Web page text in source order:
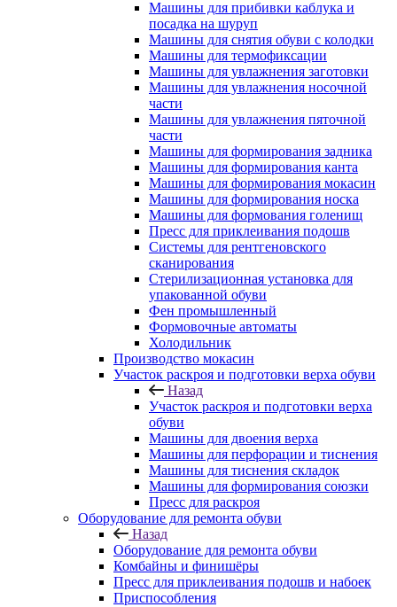
Машины для прибивки каблука и
посадка на шуруп
Машины для снятия обуви с колодки
Машины для термофиксации
Машины для увлажнения заготовки
Машины для увлажнения носочной
части
Машины для увлажнения пяточной
части
Машины для формирования задника
Машины для формирования канта
Машины для формирования мокасин
Машины для формирования носка
Машины для формования голенищ
Пресс для приклеивания подошв
Системы для рентгеновского
сканирования
Стерилизационная установка для
упакованной обуви
Фен промышленный
Формовочные автоматы
Холодильник
Производство мокасин
Участок раскроя и подготовки верха обуви
Назад
Участок раскроя и подготовки верха
обуви
Машины для двоения верха
Машины для перфорации и тиснения
Машины для тиснения складок
Машины для формирования союзки
Пресс для раскроя
Оборудование для ремонта обуви
Назад
Оборудование для ремонта обуви
Комбайны и финишёры
Пресс для приклеивания подошв и набоек
Приспособления